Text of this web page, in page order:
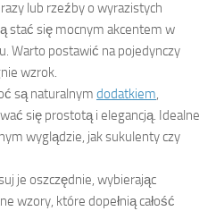
lub rzeźby o wyrazistych
stać się mocnym akcentem w
Warto postawić na pojedynczy
wzrok.
są naturalnym dodatkiem,
się prostotą i elegancją. Idealne
wyglądzie, jak sukulenty czy
je oszczędnie, wybierając
wzory, które dopełnią całość